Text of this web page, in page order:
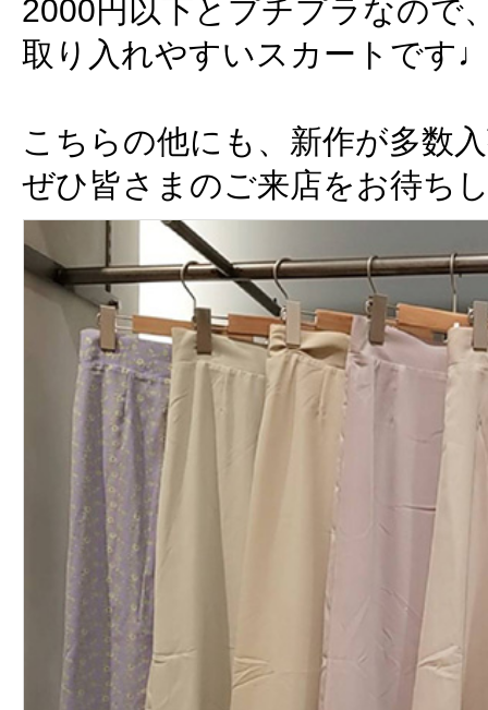
2000円以下とプチプラなので
取り入れやすいスカートです
こちらの他にも、新作が多数
ぜひ皆さまのご来店をお待ち